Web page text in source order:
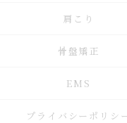
肩こり
骨盤矯正
EMS
プライバシーポリシ